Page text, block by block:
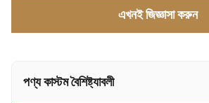
এখনই জিজ্ঞাসা করুন
পণ্য কাস্টম বৈশিষ্ট্যাবলী